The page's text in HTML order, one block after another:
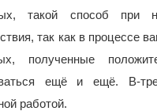
такой способ при
так как в процессе
полученные
ещё и ещё. В-
работой.